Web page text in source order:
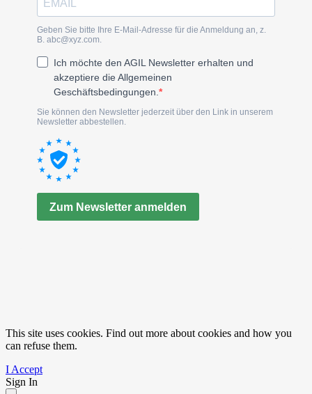
This site uses cookies. Find out more about cookies and how you
can refuse them.
I Accept
Sign In